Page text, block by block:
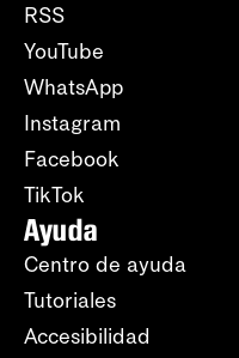
RSS
YouTube
WhatsApp
Instagram
Facebook
TikTok
Ayuda
Centro de ayuda
Tutoriales
Accesibilidad